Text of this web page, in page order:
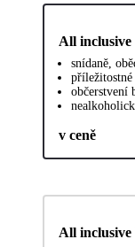
All inclusive
snídaně,
příležitostné
občerstvení
v ceně
All inclusive